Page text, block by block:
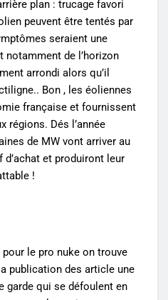
plan : trucage favori
peuvent être tentés par
seraient une
notamment de l’horizon
arrondi alors qu’il
Bon , les éoliennes
française et fournissent
régions. Dés l’année
de MW vont arriver au
et produiront leur
!
le pro nuke on trouve
publication des article une
garde qui se défoulent en